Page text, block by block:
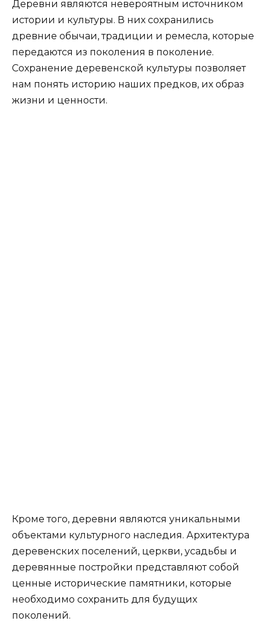
Деревни являются невероятным источником
истории и культуры. В них сохранились
древние обычаи, традиции и ремесла, которые
передаются из поколения в поколение.
Сохранение деревенской культуры позволяет
нам понять историю наших предков, их образ
жизни и ценности.
Кроме того, деревни являются уникальными
объектами культурного наследия. Архитектура
деревенских поселений, церкви, усадьбы и
деревянные постройки представляют собой
ценные исторические памятники, которые
необходимо сохранить для будущих
поколений.